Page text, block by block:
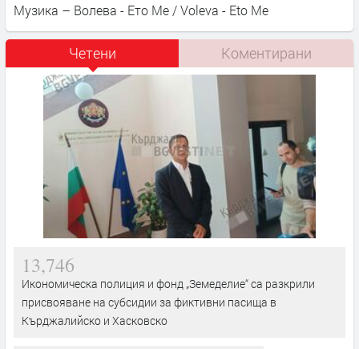
Музика – Волева - Ето Ме / Voleva - Eto Me
Четени Коментирани
13,746
Икономическа полиция и фонд „Земеделие“ са разкрили
присвояване на субсидии за фиктивни пасища в
Кърджалийско и Хасковско